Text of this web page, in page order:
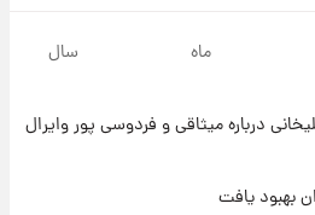
ماه سال
درباره میثاقی و فردوسی پور وایرال
بهبود یافت